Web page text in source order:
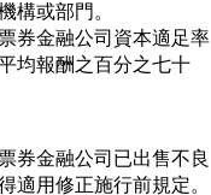
構或部門。
券金融公司資本適足率
均報酬之百分之七十
券金融公司已出售不良
適用修正施行前規定。